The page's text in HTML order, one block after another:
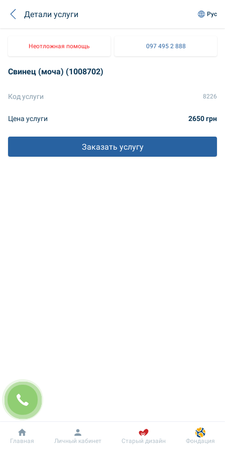
Детали услуги Рус
Неотложная помощь 097 495 2 888
Свинец (моча) (1008702)
Код услуги 8226
Цена услуги 2650 грн
Заказать услугу
Добробут Информация Пациенту
Главная Личный кабинет Старый дизайн Фондация